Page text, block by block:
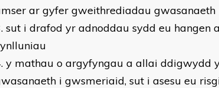
ar gyfer gweithrediadau
sut i drafod yr adnoddau sydd eu hangen
y mathau o argyfyngau a allai ddigwydd
i gwsmeriaid, sut i asesu eu